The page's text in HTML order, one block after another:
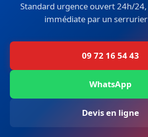
Standard urgence ouvert 24h/
immédiate par un
09 72 16 54 43
WhatsApp
Devis en ligne